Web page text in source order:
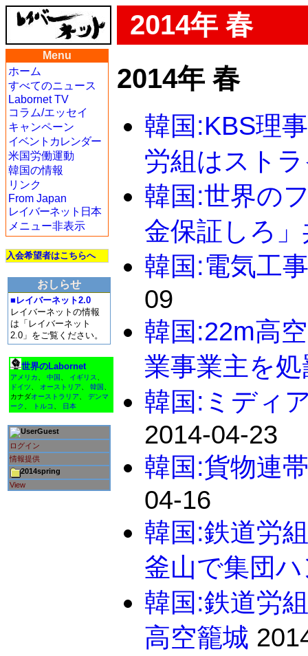
2014年 春
Menu
ホーム
すべてのニュース
Labornet TV
コラム/エッセイ
キャンペーン
イベントカレンダー
米国労働運動
韓国の情報
リンク
From Japan
レイバーネット日本
メニュー非表示
入会希望者はこちらへ
おしらせ
■レイバーネット2.0
レイバーネットの情報
は「レイバーネット
2.0」をご覧ください。
世界のLabornet
アメリカ 中国 イギリス
ドイツ
オーストリア 韓国
カナダオーストラリア
デンマ
ーク
トルコ 日本
Guest
ログイン
情報提供
2014spring
View
2014年 春
韓国:KBS理
労組はスト
韓国:世界の
金保証しろ
韓国:電気工
09
韓国:22m高
業事業主を
韓国:ミディ
2014-04-23
韓国:貨物連
04-16
韓国:鉄道労
釜山で集団
韓国:鉄道労
高空籠城